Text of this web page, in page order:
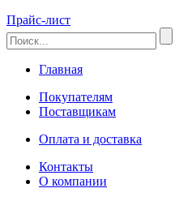
Прайс-лист
Главная
Покупателям
Поставщикам
Оплата и доставка
Контакты
О компании